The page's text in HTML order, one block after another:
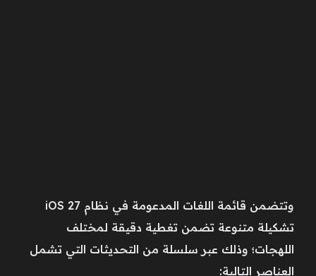
وتتضمن قائمة اللغات المدعومة في نظام iOS 27
تشكيلة متنوعة تضمن تغطية دقيقة لمختلف
اللهجات؛ وذلك عبر سلسلة من التحديثات التي تشمل
العناصر التالية: